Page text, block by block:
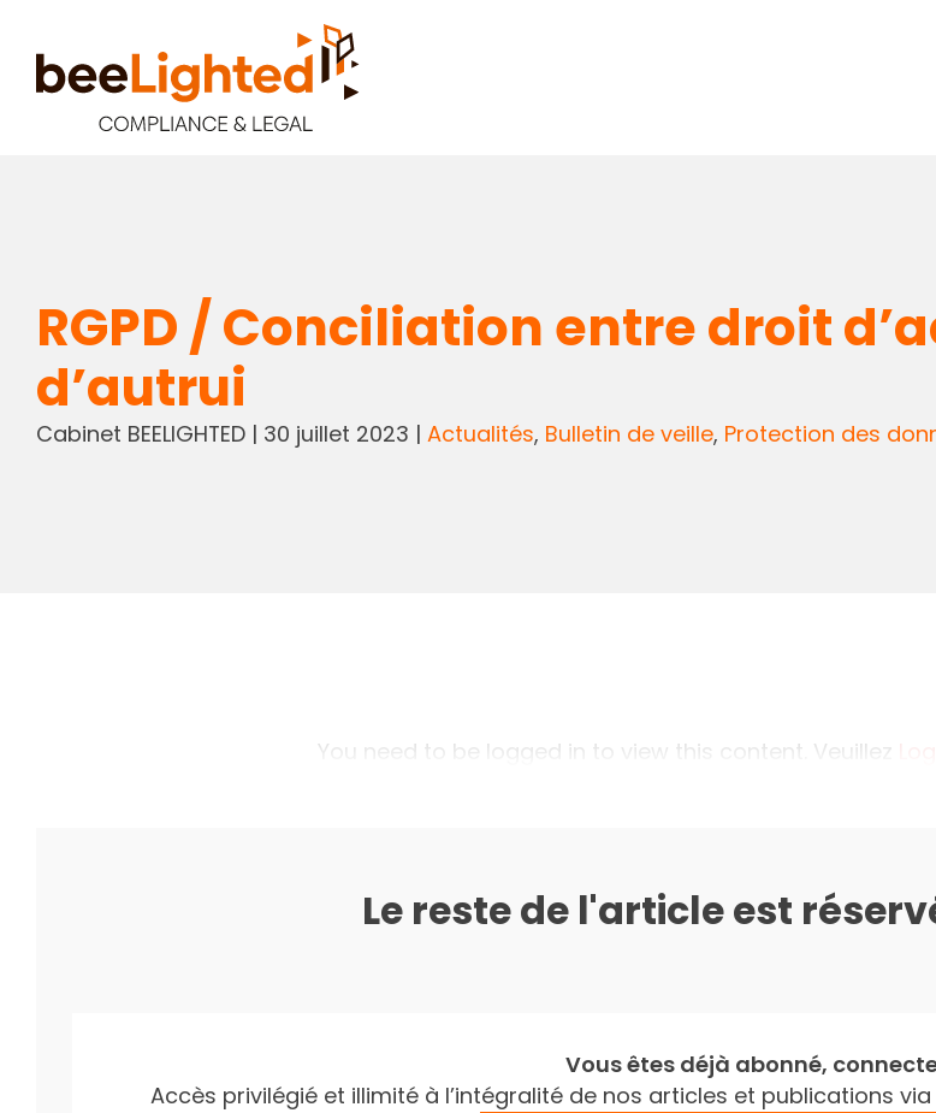
RGPD / Conciliation entre droit
d’autrui
Cabinet BEELIGHTED| 30 juillet 2023 | Actualités, Bulletin de veille, Protection des
You need to be logged in to view this content. Veuillez
Le reste de l'article est
Vous êtes déjà abonné,
Accès privilégié et illimité à l’intégralité de nos articles et publications